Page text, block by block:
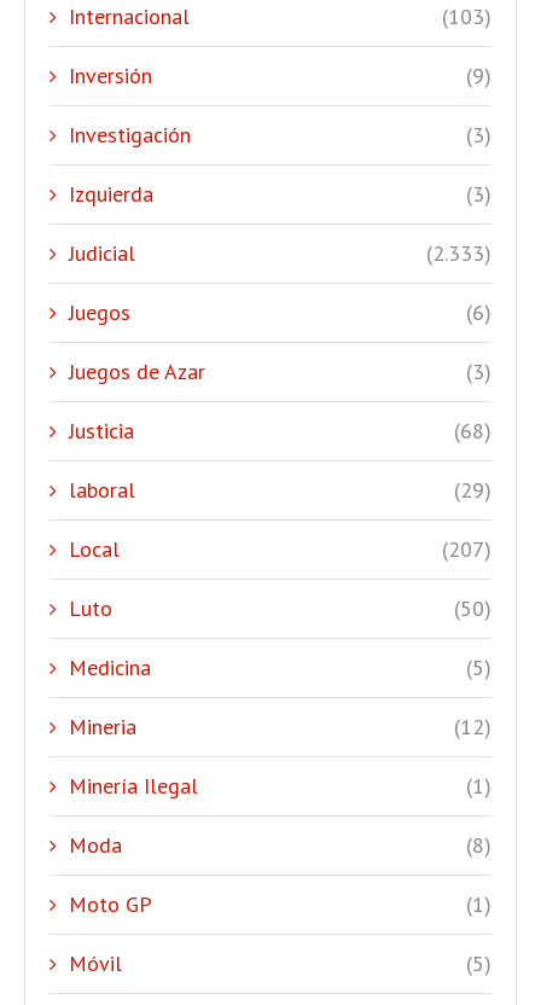
Internacional (103)
Inversión (9)
Investigación (3)
Izquierda (3)
Judicial (2.333)
Juegos (6)
Juegos de Azar (3)
Justicia (68)
laboral (29)
Local (207)
Luto (50)
Medicina (5)
Mineria (12)
Minería Ilegal (1)
Moda (8)
Moto GP (1)
Móvil (5)